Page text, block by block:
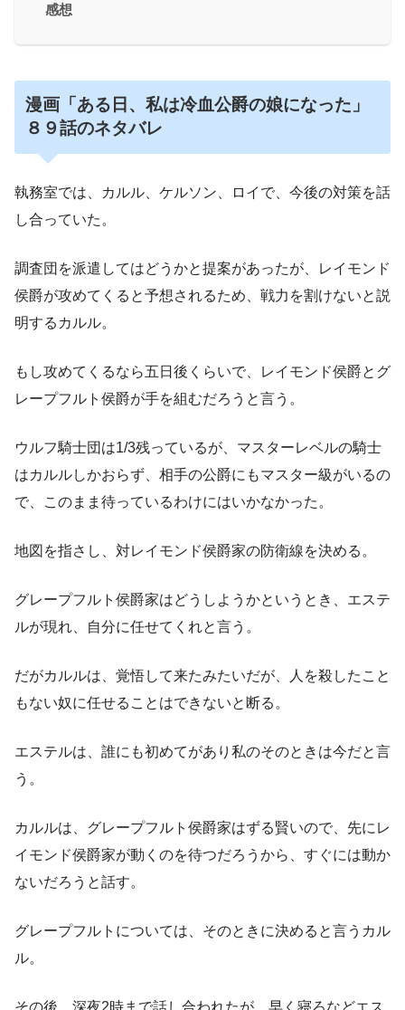
感想
漫画「ある日、私は冷血公爵の娘になった」
８９話のネタバレ
執務室では、カルル、ケルソン、ロイで、今後の対策を話
し合っていた。
調査団を派遣してはどうかと提案があったが、レイモンド
侯爵が攻めてくると予想されるため、戦力を割けないと説
明するカルル。
もし攻めてくるなら五日後くらいで、レイモンド侯爵とグ
レープフルト侯爵が手を組むだろうと言う。
ウルフ騎士団は1/3残っているが、マスターレベルの騎士
はカルルしかおらず、相手の公爵にもマスター級がいるの
で、このまま待っているわけにはいかなかった。
地図を指さし、対レイモンド侯爵家の防衛線を決める。
グレープフルト侯爵家はどうしようかというとき、エステ
ルが現れ、自分に任せてくれと言う。
だがカルルは、覚悟して来たみたいだが、人を殺したこと
もない奴に任せることはできないと断る。
エステルは、誰にも初めてがあり私のそのときは今だと言
う。
カルルは、グレープフルト侯爵家はずる賢いので、先にレ
イモンド侯爵家が動くのを待つだろうから、すぐには動か
ないだろうと話す。
グレープフルトについては、そのときに決めると言うカル
ル。